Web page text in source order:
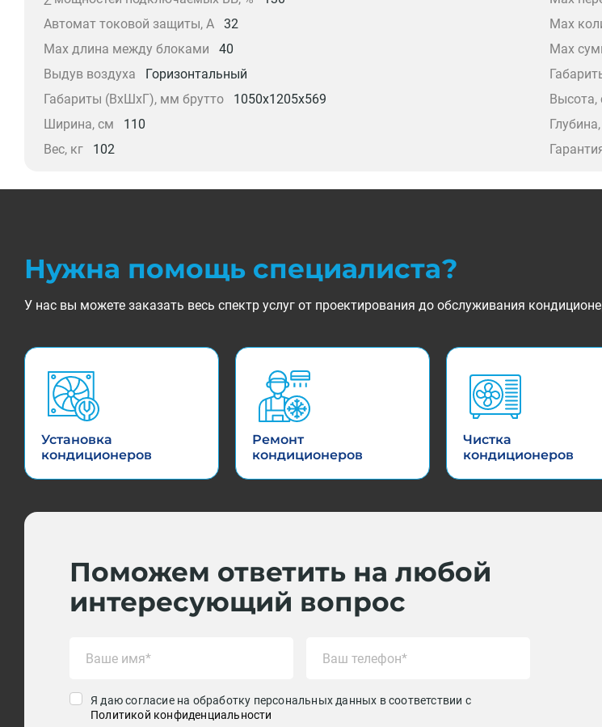
Автомат токовой защиты, A
32 Max
Max длина между блоками
40 Max
Выдув воздуха
Горизонтальный
Габариты (ВxШxГ), мм брутто
1050х1205х569 Высота,
Ширина, см
110
Вес, кг
102
Нужна помощь специалиста?
У нас вы можете заказать весь спектр услуг от проектирования до обслуживания
Установка
кондиционеров
Ремонт
кондиционеров
Чистка
кондиционеров
Поможем ответить на любой
интересующий вопрос
Я даю согласие на обработку персональных данных в соответствии с
Политикой конфиденциальности